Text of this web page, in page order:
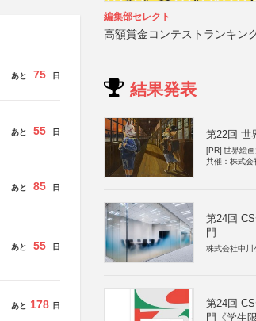
あと 75 日
あと 55 日
あと 85 日
あと 55 日
あと 178 日
編集部セレクト
高額賞金コンテストランキン
結果発表
第22回 世
[PR] 世界絵
共催：株式会
第24回
門
株式会社中川
第24回
門《学生